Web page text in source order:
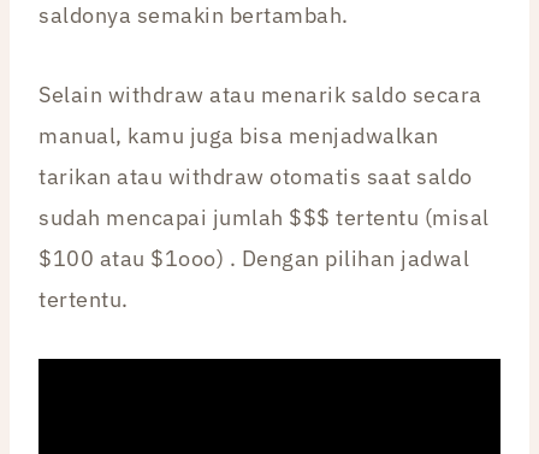
saldonya semakin bertambah.
Selain withdraw atau menarik saldo secara
manual, kamu juga bisa menjadwalkan
tarikan atau withdraw otomatis saat saldo
sudah mencapai jumlah $$$ tertentu (misal
$100 atau $1ooo) . Dengan pilihan jadwal
tertentu.